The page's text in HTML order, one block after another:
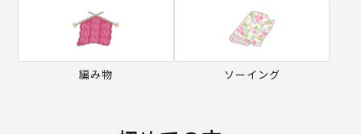
編み物 ソーイング